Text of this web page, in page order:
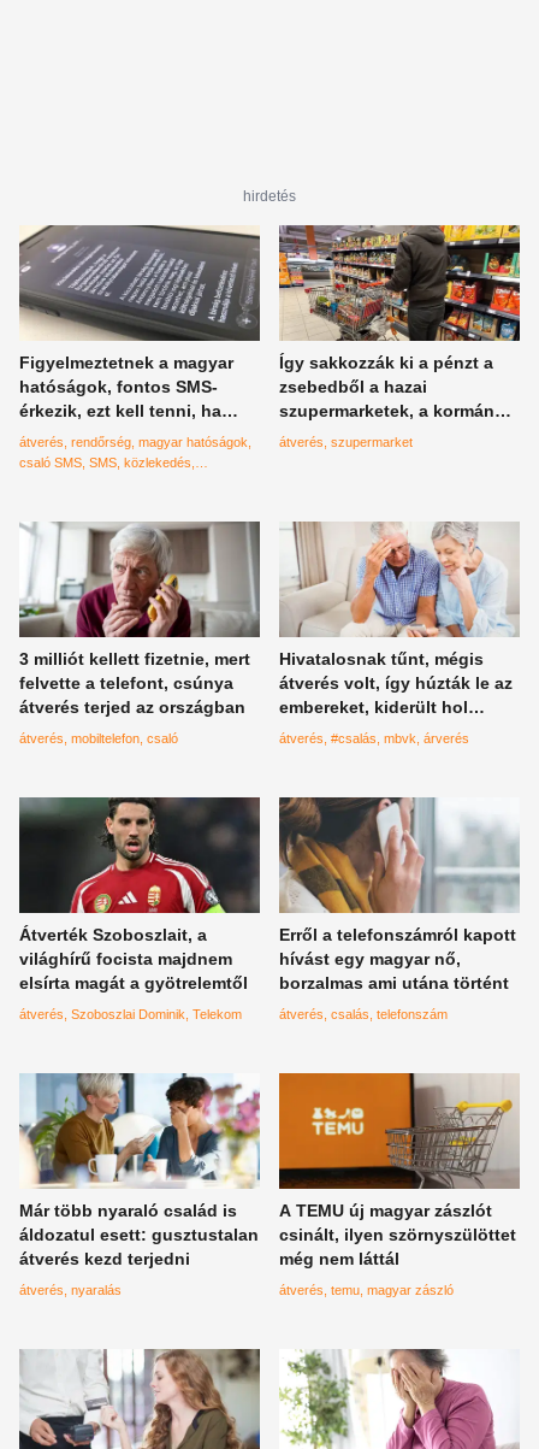
hirdetés
Figyelmeztetnek a magyar
hatóságok, fontos SMS-
érkezik, ezt kell tenni, ha
megkaptad
átverés rendőrség magyar hatóságok
csaló SMS SMS közlekedés
Így sakkozzák ki a pénzt a
zsebedből a hazai
szupermarketek, a kormány
már listázza a tetteseket
átverés szupermarket
3 milliót kellett fizetnie, mert
felvette a telefont, csúnya
átverés terjed az országban
átverés mobiltelefon csaló
Hivatalosnak tűnt, mégis
átverés volt, így húzták le az
embereket, kiderült hol
próbálják csőbe húzni a
átverés #csalás mbvk árverés
Átverték Szoboszlait, a
világhírű focista majdnem
elsírta magát a gyötrelemtől
átverés Szoboszlai Dominik Telekom
Erről a telefonszámról kapott
hívást egy magyar nő,
borzalmas ami utána történt
átverés csalás telefonszám
Már több nyaraló család is
áldozatul esett: gusztustalan
átverés kezd terjedni
átverés nyaralás
A TEMU új magyar zászlót
csinált, ilyen szörnyszülöttet
még nem láttál
átverés temu magyar zászló